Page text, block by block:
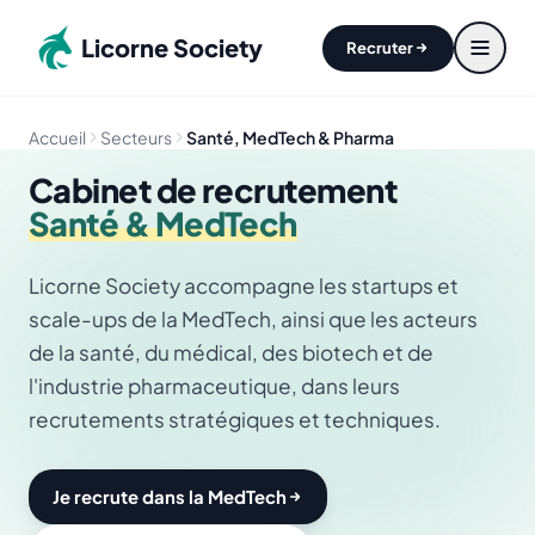
Licorne Society Recruter
Accueil Secteurs Santé, MedTech & Pharma
Cabinet de recrutement
Santé & MedTech
Licorne Society accompagne les startups et
scale-ups de la MedTech, ainsi que les acteurs
de la santé, du médical, des biotech et de
l'industrie pharmaceutique, dans leurs
recrutements stratégiques et techniques.
Je recrute dans la MedTech